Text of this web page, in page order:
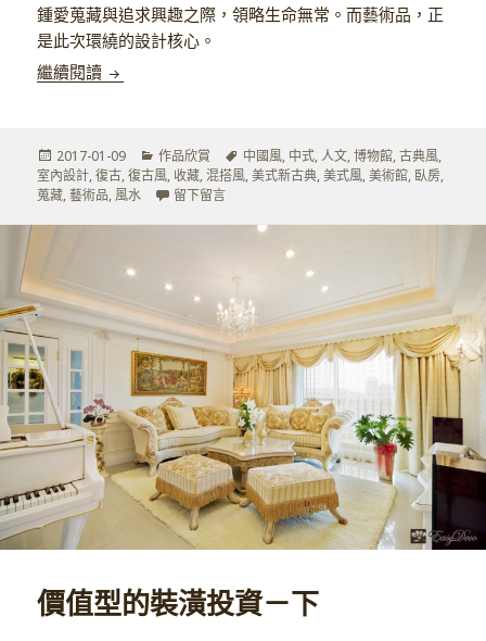
鍾愛蒐藏與追求興趣之際，領略生命無常。而藝術品，正
是此次環繞的設計核心。
繼續閱讀 沉水香消 日閒覽藏
發
佈
於
2017-01-09
分
類
作品欣賞
標
籤
中國風, 中式,人文,博物館,古典風,
室內設計,復古,復古風, 收藏,混搭風,美式新古典,美式風,美術館, 臥房,
蒐藏,藝術品, 風水 留下留言在 沉水香消 日閒覽藏
價值型的裝潢投資－下